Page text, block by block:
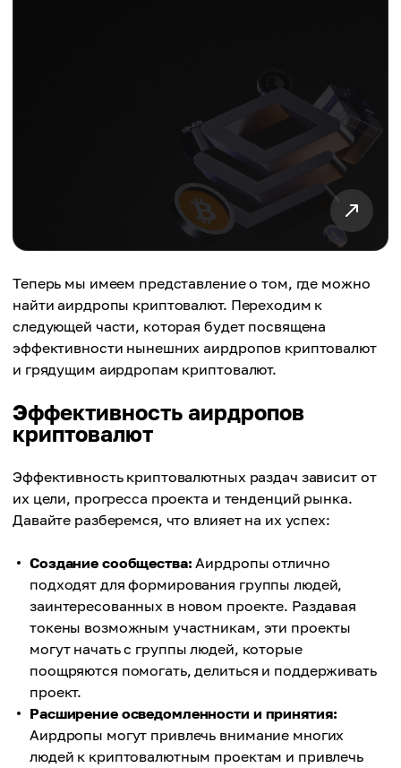
Теперь мы имеем представление о том, где можно
найти аирдропы криптовалют. Переходим к
следующей части, которая будет посвящена
эффективности нынешних аирдропов криптовалют
и грядущим аирдропам криптовалют.
Эффективность аирдропов
криптовалют
Эффективность криптовалютных раздач зависит от
их цели, прогресса проекта и тенденций рынка.
Давайте разберемся, что влияет на их успех:
Создание сообщества: Аирдропы отлично
подходят для формирования группы людей,
заинтересованных в новом проекте. Раздавая
токены возможным участникам, эти проекты
могут начать с группы людей, которые
поощряются помогать, делиться и поддерживать
проект.
Расширение осведомленности и принятия:
Аирдропы могут привлечь внимание многих
людей к криптовалютным проектам и привлечь